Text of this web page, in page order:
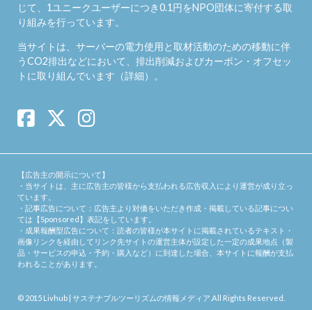
じて、1ユニークユーザーにつき0.1円をNPO団体に寄付する取
り組みを行っています。
当サイトは、サーバーの電力使用と取材活動のための移動に伴
うCO2排出などにおいて、排出削減およびカーボン・オフセッ
トに取り組んでいます（詳細）。
【広告主の開示について】
・当サイトは、主に広告主の皆様から支払われる広告収入により運営が成り立っ
ています。
・記事広告について：広告主より対価をいただき作成・掲載している記事につい
ては【Sponsored】表記をしています。
・成果報酬型広告について：読者の皆様が本サイトに掲載されているテキスト・
画像リンクを経由してリンク先サイトの運営主体が設定した一定の成果地点（製
品・サービスの申込・予約・購入など）に到達した場合、本サイトに報酬が支払
われることがあります。
© 2015 Livhub | サステナブルツーリズムの情報メディア .All Rights Reserved.